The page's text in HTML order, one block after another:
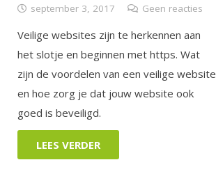
september 3, 2017 Geen reacties
Veilige websites zijn te herkennen aan
het slotje en beginnen met https. Wat
zijn de voordelen van een veilige website
en hoe zorg je dat jouw website ook
goed is beveiligd.
LEES VERDER